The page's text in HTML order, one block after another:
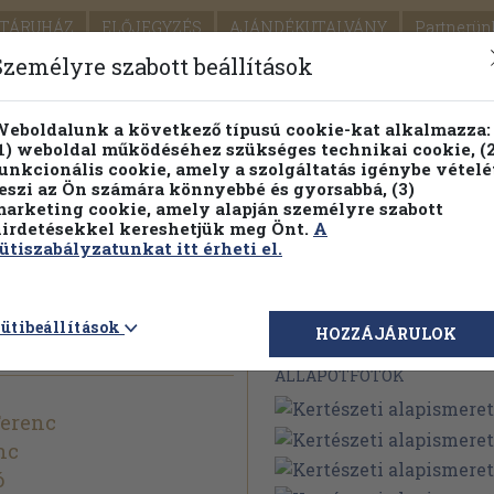
ELŐJEGYZÉS AJÁNDÉKUTALVÁNY
SEGÍTSÉG
PILLANATNYI ÁRAINK FENNTARTHATÓ
Részletes kereső Témaköri fa
Megvásárolható
ÁLLAPOTFOTÓK
szabott beállítások
a következő típusú cookie-kat alkalmazza:
weboldal működéséhez szükséges technikai cookie,
cookie, amely a szolgáltatás igénybe
az Ön számára könnyebbé és gyorsabbá, (3)
cookie, amely alapján személyre szabott
kereshetjük meg Önt. A
itt érheti el.
HOZZÁJÁRULOK